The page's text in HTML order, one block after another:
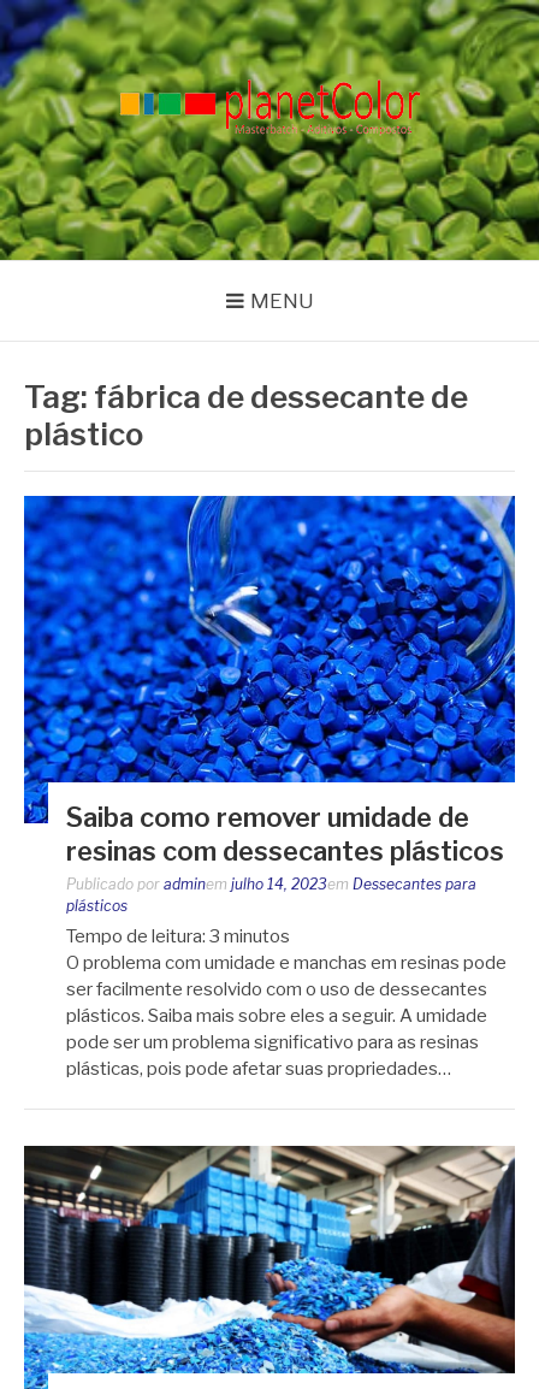
Pular
para
o
conteúdo
PLANET COLOR
Blog
MENU
Tag: fábrica de dessecante de
plástico
Saiba como remover umidade de
resinas com dessecantes plásticos
Publicado por adminem julho 14, 2023em Dessecantes para
plásticos
Tempo de leitura: 3 minutos
O problema com umidade e manchas em resinas pode
ser facilmente resolvido com o uso de dessecantes
plásticos. Saiba mais sobre eles a seguir. A umidade
pode ser um problema significativo para as resinas
plásticas, pois pode afetar suas propriedades…